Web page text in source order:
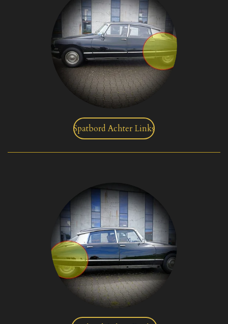
Spatbord Achter Links